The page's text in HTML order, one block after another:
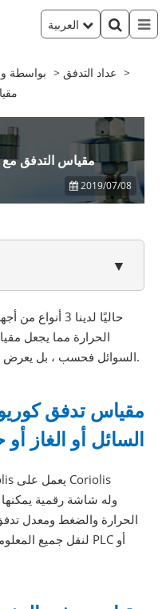
بواسطة
عداد التدفق
مقياس التدفق
2019/07/08
▼
حاليًا لدينا 3
الحرارة مما يجعل
السوائل فحسب ، بل يعرض أيضًا معلومات درجة حرارة السوائل.
مقياس تدفق
السائل أو الغاز أو
الحرارة والضغط ومعدل